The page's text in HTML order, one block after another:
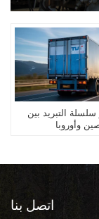
سلسلة التبريد بين
وأوروبا
اتصل بنا